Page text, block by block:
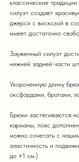
классические
силуэт создает
джерси с вискозой в
имеет достаточно
Зауженный силуэт
нижней задней части
Укороченную длину
оксфордами, брогами,
Брюки застёгиваются
карманы, пояс
можно сочетать с
эластичность и
до ±1 см.)